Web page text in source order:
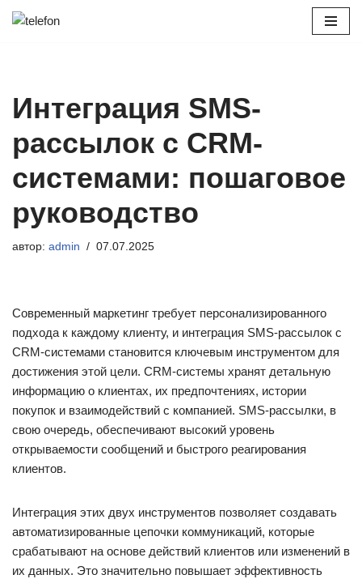
Интеграция SMS-
рассылок с CRM-
системами: пошаговое
руководство
автор: admin 07.07.2025
Современный маркетинг требует персонализированного
подхода к каждому клиенту, и интеграция SMS-рассылок с
CRM-системами становится ключевым инструментом для
достижения этой цели. CRM-системы хранят детальную
информацию о клиентах, их предпочтениях, истории
покупок и взаимодействий с компанией. SMS-рассылки, в
свою очередь, обеспечивают высокий уровень
открываемости сообщений и быстрого реагирования
клиентов.
Интеграция этих двух инструментов позволяет создавать
автоматизированные цепочки коммуникаций, которые
срабатывают на основе действий клиентов или изменений в
их данных. Это значительно повышает эффективность